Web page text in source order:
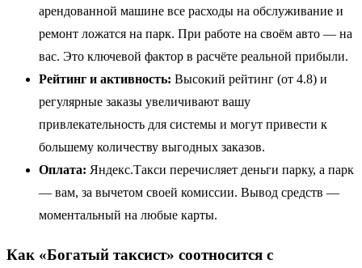
арендованной машине все расходы на обслуживание и
ремонт ложатся на парк. При работе на своём авто — на
вас. Это ключевой фактор в расчёте реальной прибыли.
Рейтинг и активность: Высокий рейтинг (от 4.8) и
регулярные заказы увеличивают вашу
привлекательность для системы и могут привести к
большему количеству выгодных заказов.
Оплата: Яндекс.Такси перечисляет деньги парку, а парк
— вам, за вычетом своей комиссии. Вывод средств —
моментальный на любые карты.
Как «Богатый таксист» соотносится с